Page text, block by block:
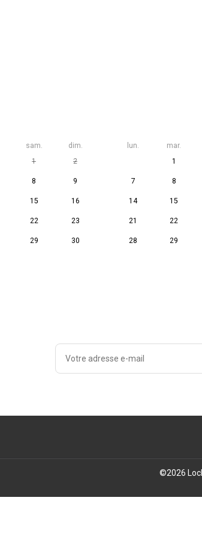
sam.
dim.
1 2
8 9
15 16
22 23
29 30
lun. mar.
1
7 8
14 15
21 22
28 29
©2026